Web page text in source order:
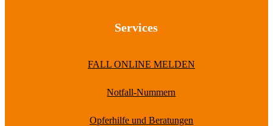
Services
FALL ONLINE MELDEN
Notfall-Nummern
Opferhilfe und Beratungen